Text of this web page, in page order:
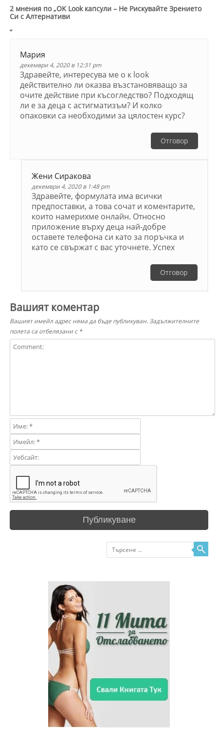
2 мнения по „OK Look капсули – Не Рискувайте Зрението
Си с Алтернативи
“
Мария
декември 4, 2020 в 12:31 pm
Здравейте, интересува ме о к look
действително ли оказва възстановяващо за
очите действие при късогледство? Подходящ
ли е за деца с астигматизъм? И колко
опаковки са необходими за цялостен курс?
Отговор
Жени Сиракова
декември 4, 2020 в 1:48 pm
Здравейте, формулата има всички
предпоставки, а това сочат и коментарите,
които намерихме онлайн. Относно
приложение върху деца най-добре
оставете телефона си като за поръчка и
като се свържат с вас уточнете. Успех
Отговор
Вашият коментар
Вашият имейл адрес няма да бъде публикуван.Задължителните
полета са отбелязани с *
Търсене